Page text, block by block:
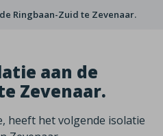
Ringbaan-Zuid te Zevenaar.
aan de
Zevenaar.
heeft het volgende isolatie